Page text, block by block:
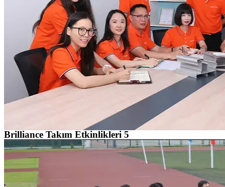
Brilliance Takım Etkinlikleri 5